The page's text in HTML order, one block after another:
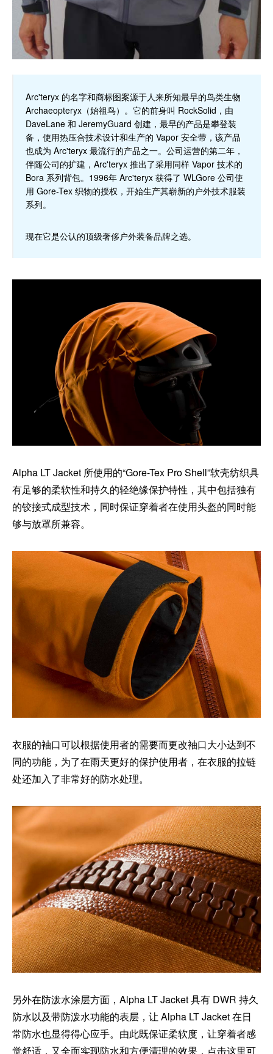
Arc'teryx 的名字和商标图案源于人来所知最早的鸟类生物
Archaeopteryx（始祖鸟）。它的前身叫 RockSolid，由
DaveLane 和 JeremyGuard 创建，最早的产品是攀登装
备，使用热压合技术设计和生产的 Vapor 安全带，该产品
也成为 Arc'teryx 最流行的产品之一。公司运营的第二年，
伴随公司的扩建，Arc'teryx 推出了采用同样 Vapor 技术的
Bora 系列背包。1996年 Arc'teryx 获得了 WLGore 公司使
用 Gore-Tex 织物的授权，开始生产其崭新的户外技术服装
系列。
现在它是公认的顶级奢侈户外装备品牌之选。
Alpha LT Jacket 所使用的“Gore-Tex Pro Shell”软壳纺织具
有足够的柔软性和持久的轻绝缘保护特性，其中包括独有
的铰接式成型技术，同时保证穿着者在使用头盔的同时能
够与放罩所兼容。
衣服的袖口可以根据使用者的需要而更改袖口大小达到不
同的功能，为了在雨天更好的保护使用者，在衣服的拉链
处还加入了非常好的防水处理。
另外在防泼水涂层方面，Alpha LT Jacket 具有 DWR 持久
防水以及带防泼水功能的表层，让 Alpha LT Jacket 在日
常防水也显得得心应手。由此既保证柔软度，让穿着者感
觉舒适，又全面实现防水和方便清理的效果， 点击这里可